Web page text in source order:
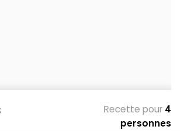
Recette pour 4
personnes